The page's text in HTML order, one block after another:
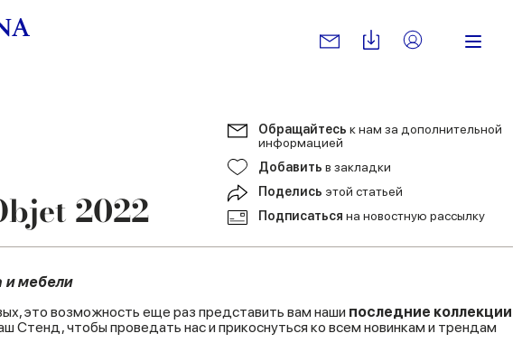
2022
Обращайтесь к нам за дополнительной
информацией
Добавить в закладки
Поделись этой статьей
Подписаться на новостную рассылку
и мебели
это возможность еще раз представить вам наши последние коллекции
Стенд, чтобы проведать нас и прикоснуться ко всем новинкам и трендам